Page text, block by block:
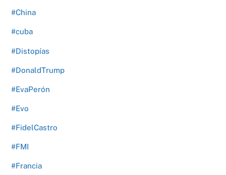
#China
#cuba
#Distopías
#DonaldTrump
#EvaPerón
#Evo
#FidelCastro
#FMI
#Francia